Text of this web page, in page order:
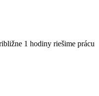
1 hodiny riešime prácu